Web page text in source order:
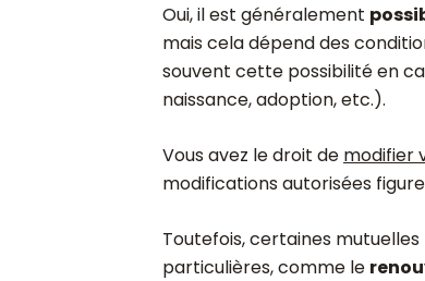
Oui, il est généralement
mais cela dépend des
souvent cette possibilité en
naissance, adoption, etc.).
Vous avez le droit de modifier
modifications autorisées
Toutefois, certaines
particulières, comme le